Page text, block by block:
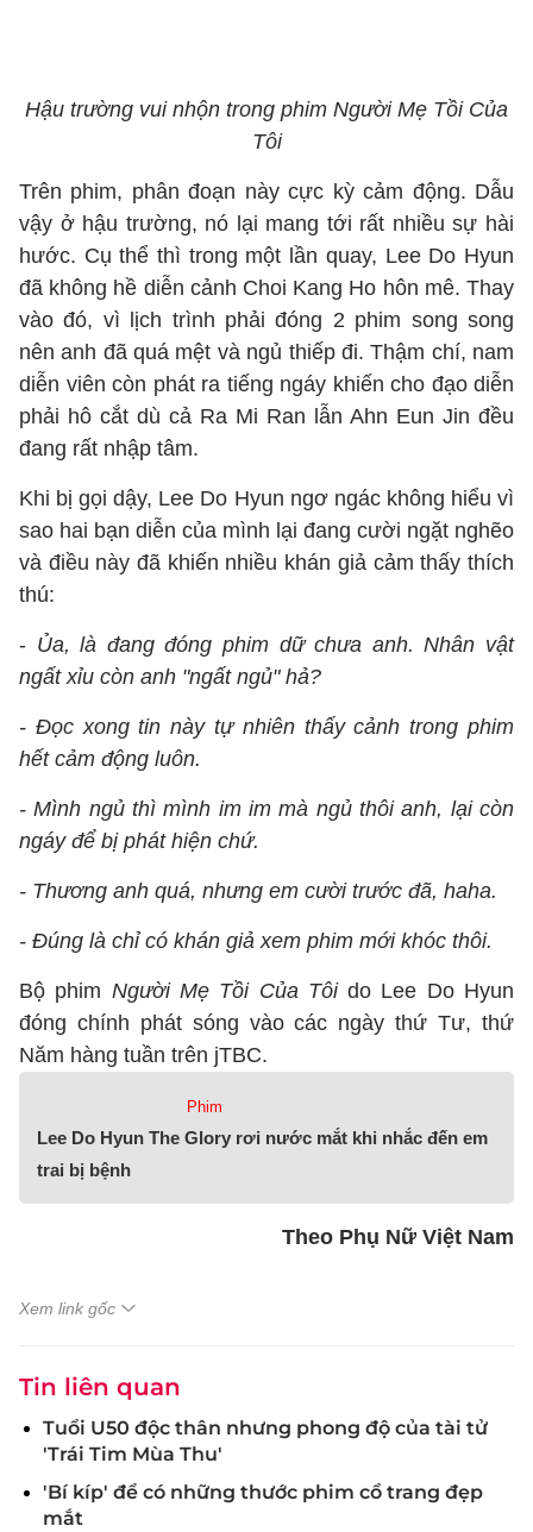
Hậu trường vui nhộn trong phim Người Mẹ Tồi Của
Tôi
Trên phim, phân đoạn này cực kỳ cảm động. Dẫu
vậy ở hậu trường, nó lại mang tới rất nhiều sự hài
hước. Cụ thể thì trong một lần quay, Lee Do Hyun
đã không hề diễn cảnh Choi Kang Ho hôn mê. Thay
vào đó, vì lịch trình phải đóng 2 phim song song
nên anh đã quá mệt và ngủ thiếp đi. Thậm chí, nam
diễn viên còn phát ra tiếng ngáy khiến cho đạo diễn
phải hô cắt dù cả Ra Mi Ran lẫn Ahn Eun Jin đều
đang rất nhập tâm.
Khi bị gọi dậy, Lee Do Hyun ngơ ngác không hiểu vì
sao hai bạn diễn của mình lại đang cười ngặt nghẽo
và điều này đã khiến nhiều khán giả cảm thấy thích
thú:
- Ủa, là đang đóng phim dữ chưa anh. Nhân vật
ngất xỉu còn anh "ngất ngủ" hả?
- Đọc xong tin này tự nhiên thấy cảnh trong phim
hết cảm động luôn.
- Mình ngủ thì mình im im mà ngủ thôi anh, lại còn
ngáy để bị phát hiện chứ.
- Thương anh quá, nhưng em cười trước đã, haha.
- Đúng là chỉ có khán giả xem phim mới khóc thôi.
Bộ phim Người Mẹ Tồi Của Tôido Lee Do Hyun
đóng chính phát sóng vào các ngày thứ Tư, thứ
Năm hàng tuần trên jTBC.
Phim
Lee Do Hyun The Glory rơi nước mắt khi nhắc đến em
trai bị bệnh
Theo Phụ Nữ Việt Nam
Xem link gốc
Tin liên quan
Tuổi U50 độc thân nhưng phong độ của tài tử
'Trái Tim Mùa Thu'
'Bí kíp' để có những thước phim cổ trang đẹp
mắt